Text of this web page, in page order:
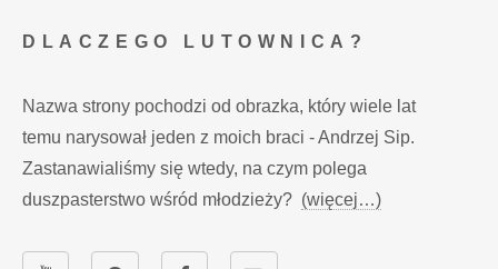
DLACZEGO LUTOWNICA?
Nazwa strony pochodzi od obrazka, który wiele lat
temu narysował jeden z moich braci - Andrzej Sip.
Zastanawialiśmy się wtedy, na czym polega
duszpasterstwo wśród młodzieży? (więcej…)